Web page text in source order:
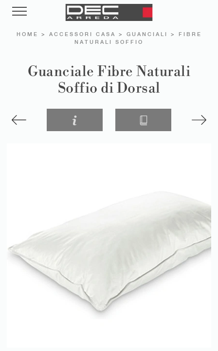
HOME > ACCESSORI CASA > GUANCIALI >
FIBRE
NATURALI SOFFIO
Guanciale Fibre Naturali
Soffio di Dorsal